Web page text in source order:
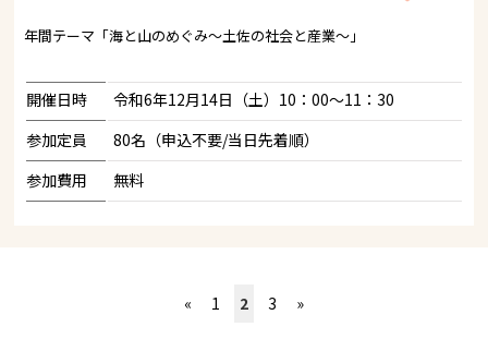
年間テーマ「海と山のめぐみ～土佐の社会と産業～」
開催日時
令和6年12月14日（土）10：00～11：30
参加定員
80名（申込不要/当日先着順）
参加費用
無料
« 1 2 3 »